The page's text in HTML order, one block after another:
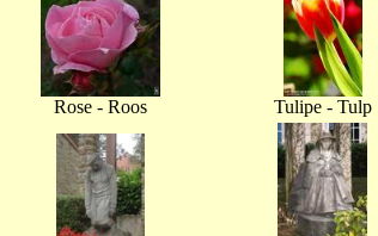
Rose - Roos
Tulipe - Tulp